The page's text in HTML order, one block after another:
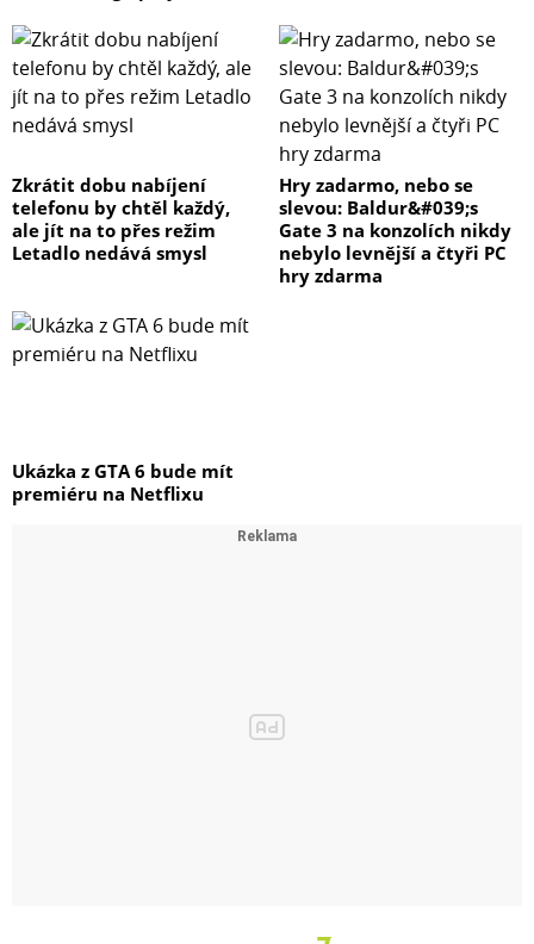
Zkrátit dobu nabíjení
telefonu by chtěl každý,
ale jít na to přes režim
Letadlo nedává smysl
Hry zadarmo, nebo se
slevou: Baldur&#039;s
Gate 3 na konzolích nikdy
nebylo levnější a čtyři PC
hry zdarma
Ukázka z GTA 6 bude mít
premiéru na Netflixu